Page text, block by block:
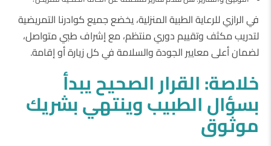
في الرازي للرعاية الطبية المنزلية، يخضع جميع كوادرنا التمريضية
لتدريب مكثف وتقييم دوري منتظم، مع إشراف طبي متواصل،
لضمان أعلى معايير الجودة والسلامة في كل زيارة أو إقامة.
خلاصة:القرارالصحيحيبدأ
بسؤالالطبيبوينتهيبشريك
موثوق